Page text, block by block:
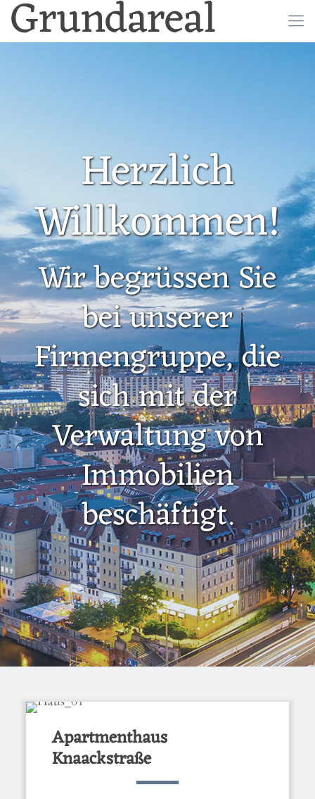
Grundareal
Herzlich
Willkommen!
Wir begrüssen Sie
bei unserer
Firmengruppe, die
sich mit der
Verwaltung von
Immobilien
beschäftigt.
Apartmenthaus
Knaackstraße